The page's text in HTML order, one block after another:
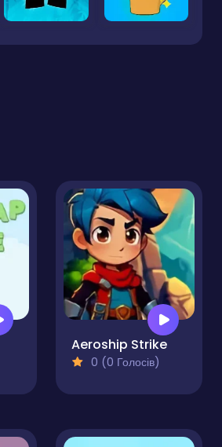
Aeroship Strike
0 (0 Голосів)